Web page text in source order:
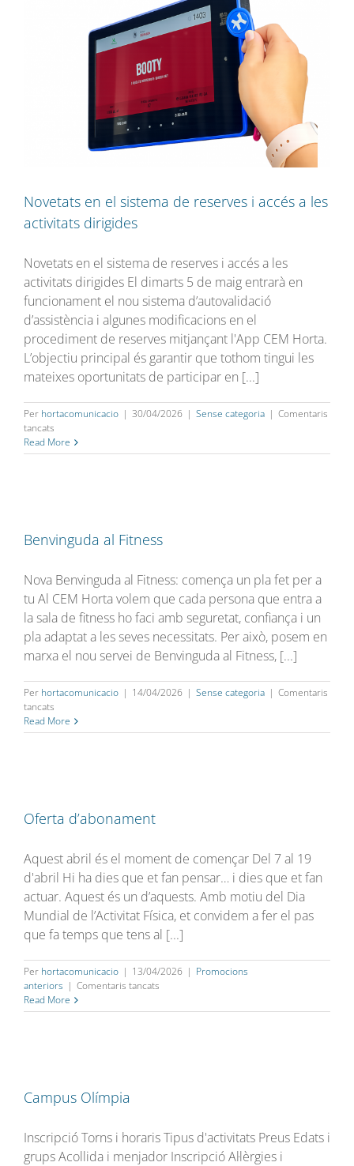
Novetats en el sistema de reserves i accés a les
activitats dirigides
Novetats en el sistema de reserves i accés a les
activitats dirigides El dimarts 5 de maig entrarà en
funcionament el nou sistema d’autovalidació
d’assistència i algunes modificacions en el
procediment de reserves mitjançant l'App CEM Horta.
L’objectiu principal és garantir que tothom tingui les
mateixes oportunitats de participar en [...]
Per hortacomunicacio | 30/04/2026 | Sense categoria | Comentaris
tancats
Novetats
en
accés
activitats
dirigides
Read More
Benvinguda al Fitness
Nova Benvinguda al Fitness: comença un pla fet per a
tu Al CEM Horta volem que cada persona que entra a
la sala de fitness ho faci amb seguretat, confiança i un
pla adaptat a les seves necessitats. Per això, posem en
marxa el nou servei de Benvinguda al Fitness, [...]
Per hortacomunicacio | 14/04/2026 | Sense categoria | Comentaris
tancats
Benvinguda
al
Read More
Oferta d’abonament
Aquest abril és el moment de començar Del 7 al 19
d'abril Hi ha dies que et fan pensar… i dies que et fan
actuar. Aquest és un d’aquests. Amb motiu del Dia
Mundial de l’Activitat Física, et convidem a fer el pas
que fa temps que tens al [...]
Per hortacomunicacio | 13/04/2026 | Promocions
anteriors | Comentaris tancats
d’abonament
Read More
Campus Olímpia
Inscripció Torns i horaris Tipus d'activitats Preus Edats i
grups Acollida i menjador Inscripció Al·lèrgies i